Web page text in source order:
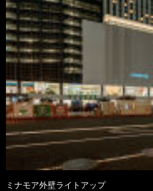
ミナモア外壁ライトアップ